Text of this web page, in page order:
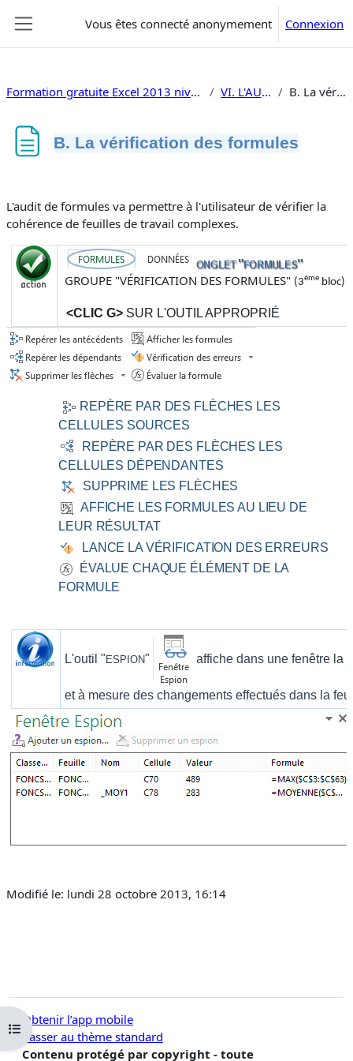
Vous êtes connecté anonymement Connexion
Ouvrir l’index du cours
Formation gratuite Excel 2013 niveau 2 tableaux croisés traitement de données, macros, vba VI. L'AUDIT DES FORMULES B. La vérification des formules
B. La vérification des formules
L'audit de formules va permettre à l'utilisateur de vérifier la
cohérence de feuilles de travail complexes.
GROUPE "VÉRIFICATION DES FORMULES" (3éme bloc)
<CLIC G>SUR L'OUTIL APPROPRIÉ
REPÈRE PAR DES FLÈCHES LES
CELLULES SOURCES
REPÈRE PAR DES FLÈCHES LES
CELLULES DÉPENDANTES
SUPPRIME LES FLÈCHES
AFFICHE LES FORMULES AU LIEU DE
LEUR RÉSULTAT
LANCE LA VÉRIFICATION DES ERREURS
ÉVALUE CHAQUE ÉLÉMENT DE LA
FORMULE
L'outil "ESPION" affiche dans une fenêtre la
et à mesure des changements effectués dans la
Modifié le: lundi 28 octobre 2013, 16:14
Obtenir l’app mobile
Passer au thème standard
Contenu protégé par copyright - toute